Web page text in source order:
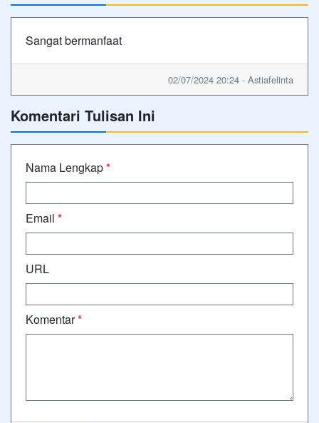
Sangat bermanfaat
02/07/2024 20:24 - Astiafelinta
Komentari Tulisan Ini
Nama Lengkap*
Email *
URL
Komentar*